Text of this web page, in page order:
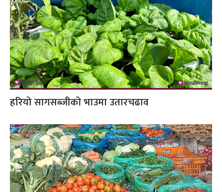
हरियो सागसब्जीको भाउमा उतारचढाव